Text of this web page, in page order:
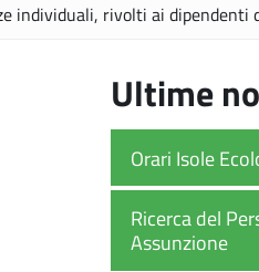
rivolti ai dipendenti
Ultime
Orari Isole
Ricerca del
Assunzione